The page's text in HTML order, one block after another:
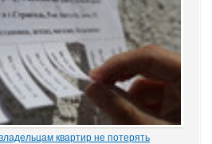
квартир не потерять